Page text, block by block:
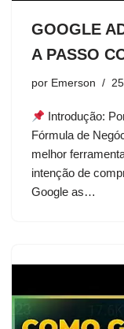
GOOGLE
A PASSO
por Emerson
Introdução:
Fórmula de
melhor
intenção de
Google as…